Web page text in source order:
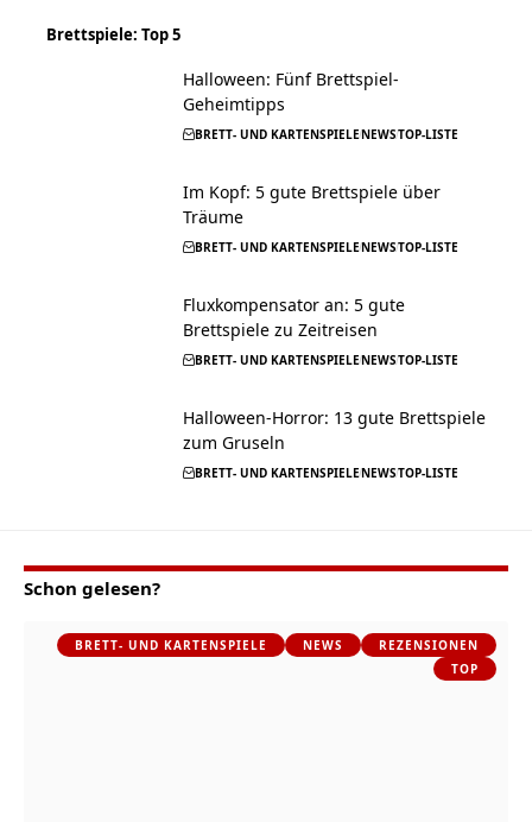
Brettspiele: Top 5
Halloween: Fünf Brettspiel-
Geheimtipps
BRETT- UND KARTENSPIELENEWSTOP-LISTE
Im Kopf: 5 gute Brettspiele über
Träume
BRETT- UND KARTENSPIELENEWSTOP-LISTE
Fluxkompensator an: 5 gute
Brettspiele zu Zeitreisen
BRETT- UND KARTENSPIELENEWSTOP-LISTE
Halloween-Horror: 13 gute Brettspiele
zum Gruseln
BRETT- UND KARTENSPIELENEWSTOP-LISTE
Schon gelesen?
BRETT- UND KARTENSPIELE NEWS
REZENSIONEN
TOP